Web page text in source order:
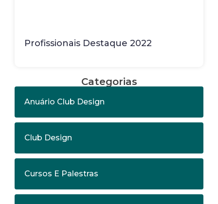
Profissionais Destaque 2022
Categorias
Anuário Club Design
Club Design
Cursos E Palestras